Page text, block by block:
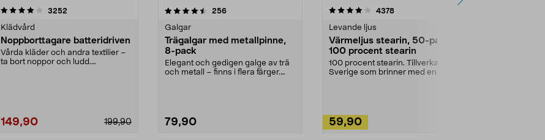
3252
Klädvård
Noppborttagare batteridriven
Vårda kläder och andra textilier –
ta bort noppor och ludd.
199,90
149,90
4.5av 5 stjärnor 256recensioner
Galgar
Trägalgar med metallpinne,
8-pack
Elegant och gedigen galge av trä
och metall – finns i flera färger.
79,90
4.0av 5 stjärnor 4378recensioner
Levande ljus
Värmeljus stearin, 50-pack,
100 procent stearin
100 procent stearin. Tillverkade i
Sverige som brinner med en
59,90
4.5av 5 stjärnor